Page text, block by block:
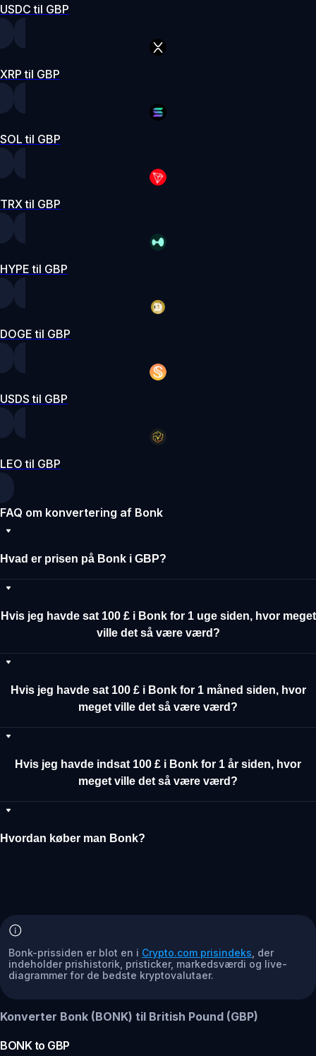
USDC til GBP
XRP til GBP
SOL til GBP
TRX til GBP
HYPE til GBP
DOGE til GBP
USDS til GBP
LEO til GBP
FAQ om konvertering af Bonk
Hvad er prisen på Bonk i GBP?
Hvis jeg havde sat 100 £ i Bonk for 1 uge siden, hvor meget
ville det så være værd?
Hvis jeg havde sat 100 £ i Bonk for 1 måned siden, hvor
meget ville det så være værd?
Hvis jeg havde indsat 100 £ i Bonk for 1 år siden, hvor
meget ville det så være værd?
Hvordan køber man Bonk?
Bonk-prissiden er blot en i Crypto.com prisindeks , der
indeholder prishistorik, pristicker, markedsværdi og live-
diagrammer for de bedste kryptovalutaer.
Konverter Bonk (BONK) til British Pound (GBP)
BONKto GBP